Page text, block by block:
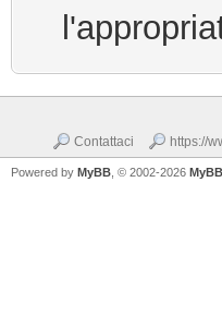
Contattaci https://
Powered by MyBB , © 2002-2026